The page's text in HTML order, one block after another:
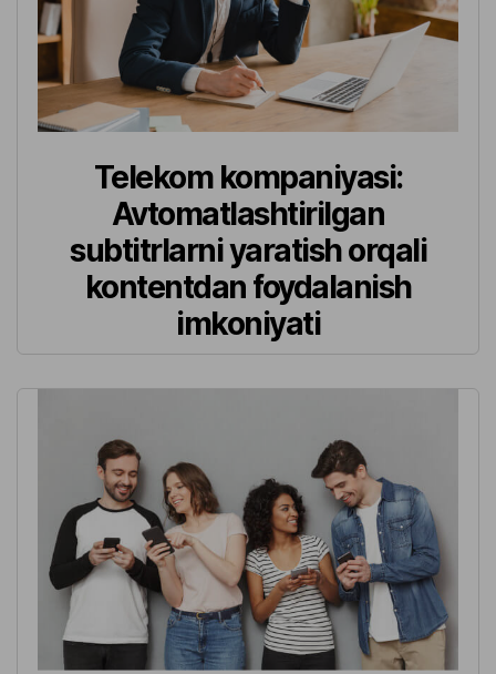
Telekom kompaniyasi:
Avtomatlashtirilgan
subtitrlarni yaratish orqali
kontentdan foydalanish
imkoniyati